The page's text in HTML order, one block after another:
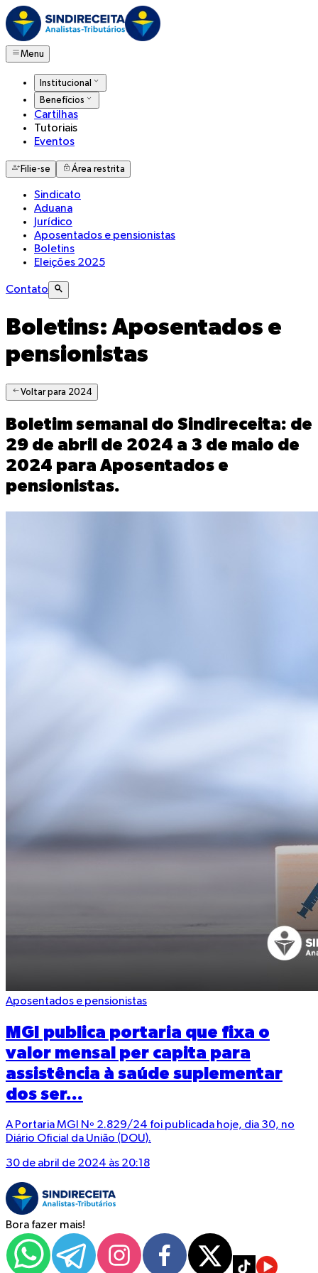
Menu
Institucional
Benefícios
Cartilhas
Tutoriais
Eventos
Filie-se Área restrita
Sindicato
Aduana
Jurídico
Aposentados e pensionistas
Boletins
Eleições 2025
Contato
Boletins: Aposentados e
pensionistas
Voltar para 2024
Boletim semanal do Sindireceita: de
29 de abril de 2024 a 3 de maio de
2024 para Aposentados e
pensionistas.
Aposentados e pensionistas
MGI publica portaria que fixa o
valor mensal per capita para
assistência à saúde suplementar
dos ser...
A Portaria MGI Nº 2.829/24 foi publicada hoje, dia 30, no
Diário Oficial da União (DOU).
30 de abril de 2024 às 20:18
Bora fazer mais!